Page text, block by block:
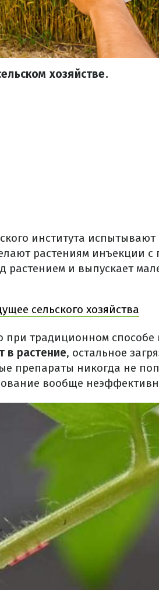
хозяйстве.
института
растениям инъекции
растением и выпускает
сельского хозяйства
при традиционном способе
в растение, остальное
препараты никогда не
вообще